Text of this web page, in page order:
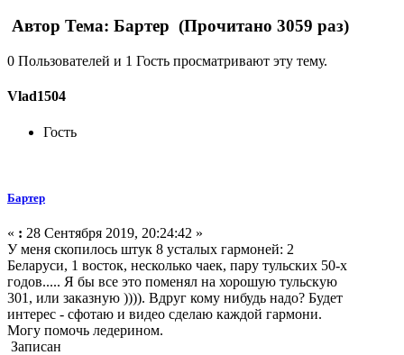
Автор Тема: Бартер (Прочитано 3059 раз)
0 Пользователей и 1 Гость просматривают эту тему.
Vlad1504
Гость
Бартер
« : 28 Сентября 2019, 20:24:42 »
У меня скопилось штук 8 усталых гармоней: 2
Беларуси, 1 восток, несколько чаек, пару тульских 50-х
годов..... Я бы все это поменял на хорошую тульскую
301, или заказную )))). Вдруг кому нибудь надо? Будет
интерес - сфотаю и видео сделаю каждой гармони.
Могу помочь ледерином.
Записан